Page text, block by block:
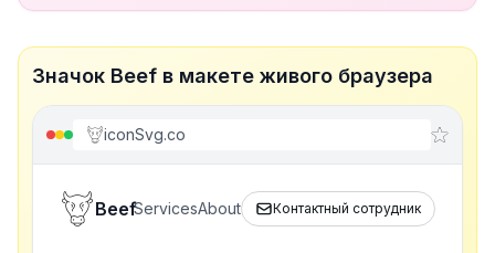
Значок Beef в макете живого браузера
iconSvg.co
BeefServicesAbout Контактный сотрудник